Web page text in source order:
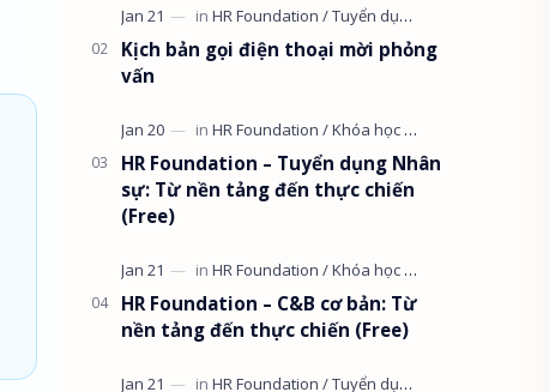
ngày tháng và định dạng số ti…
Kịch bản gọi điện thoại mời phỏng
vấn
HR Foundation – Tuyển dụng Nhân
sự: Từ nền tảng đến thực chiến
(Free)
HR Foundation – C&B cơ bản: Từ
nền tảng đến thực chiến (Free)